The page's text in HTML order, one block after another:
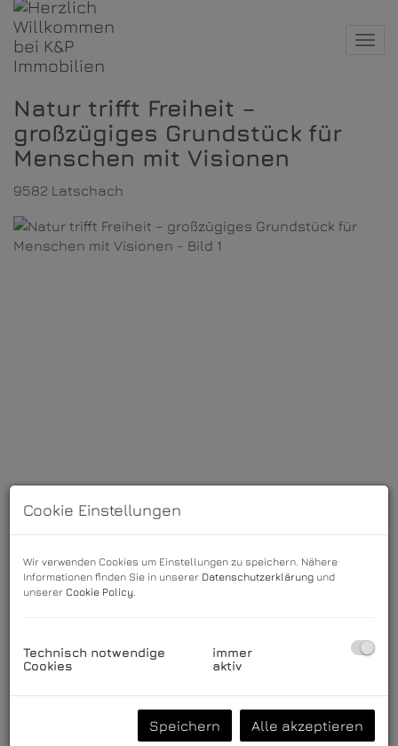
Natur trifft Freiheit –
großzügiges Grundstück für
Menschen mit Visionen
9582 Latschach
Beschreibung
Das Grundstück befindet sich in der Gemeinde
Umgeben von Wiesen, Wäldern und der
Cookie Einstellungen
Wir verwenden Cookies um Einstellungen zu speichern. Nähere
Informationen finden Sie in unserer Datenschutzerklärung und
unserer Cookie Policy.
Technisch notwendige
Cookies
immer
aktiv
Speichern Alle akzeptieren